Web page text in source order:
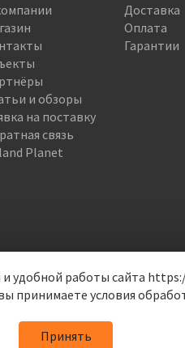
и обзоры
на поставку
связь
Planet
Доставка
Оплата
Гарантии
и удобной работы сайта
принимаете условия
Принять